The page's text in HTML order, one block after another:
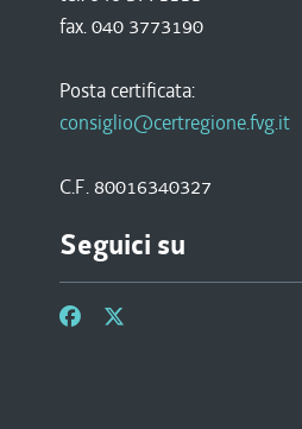
fax. 040 3773190
Posta certificata:
consiglio@certregione.fvg.it
C.F. 80016340327
Seguici su